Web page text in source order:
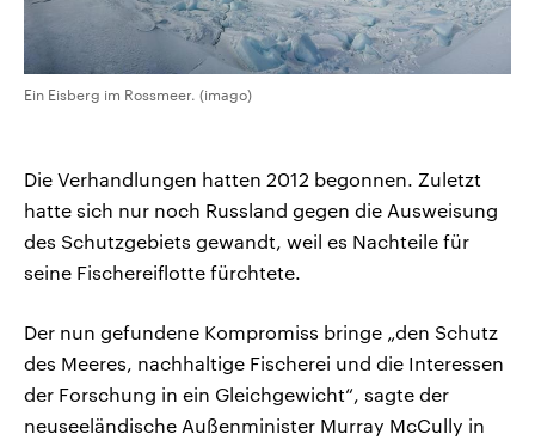
Ein Eisberg im Rossmeer. (imago)
Die Verhandlungen hatten 2012 begonnen. Zuletzt
hatte sich nur noch Russland gegen die Ausweisung
des Schutzgebiets gewandt, weil es Nachteile für
seine Fischereiflotte fürchtete.
Der nun gefundene Kompromiss bringe „den Schutz
des Meeres, nachhaltige Fischerei und die Interessen
der Forschung in ein Gleichgewicht“, sagte der
neuseeländische Außenminister Murray McCully in